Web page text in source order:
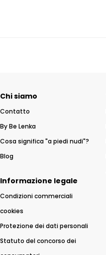
Chi siamo
Contatto
By Be Lenka
Cosa significa "a piedi nudi"?
Blog
Informazione legale
Condizioni commerciali
cookies
Protezione dei dati personali
Statuto del concorso dei